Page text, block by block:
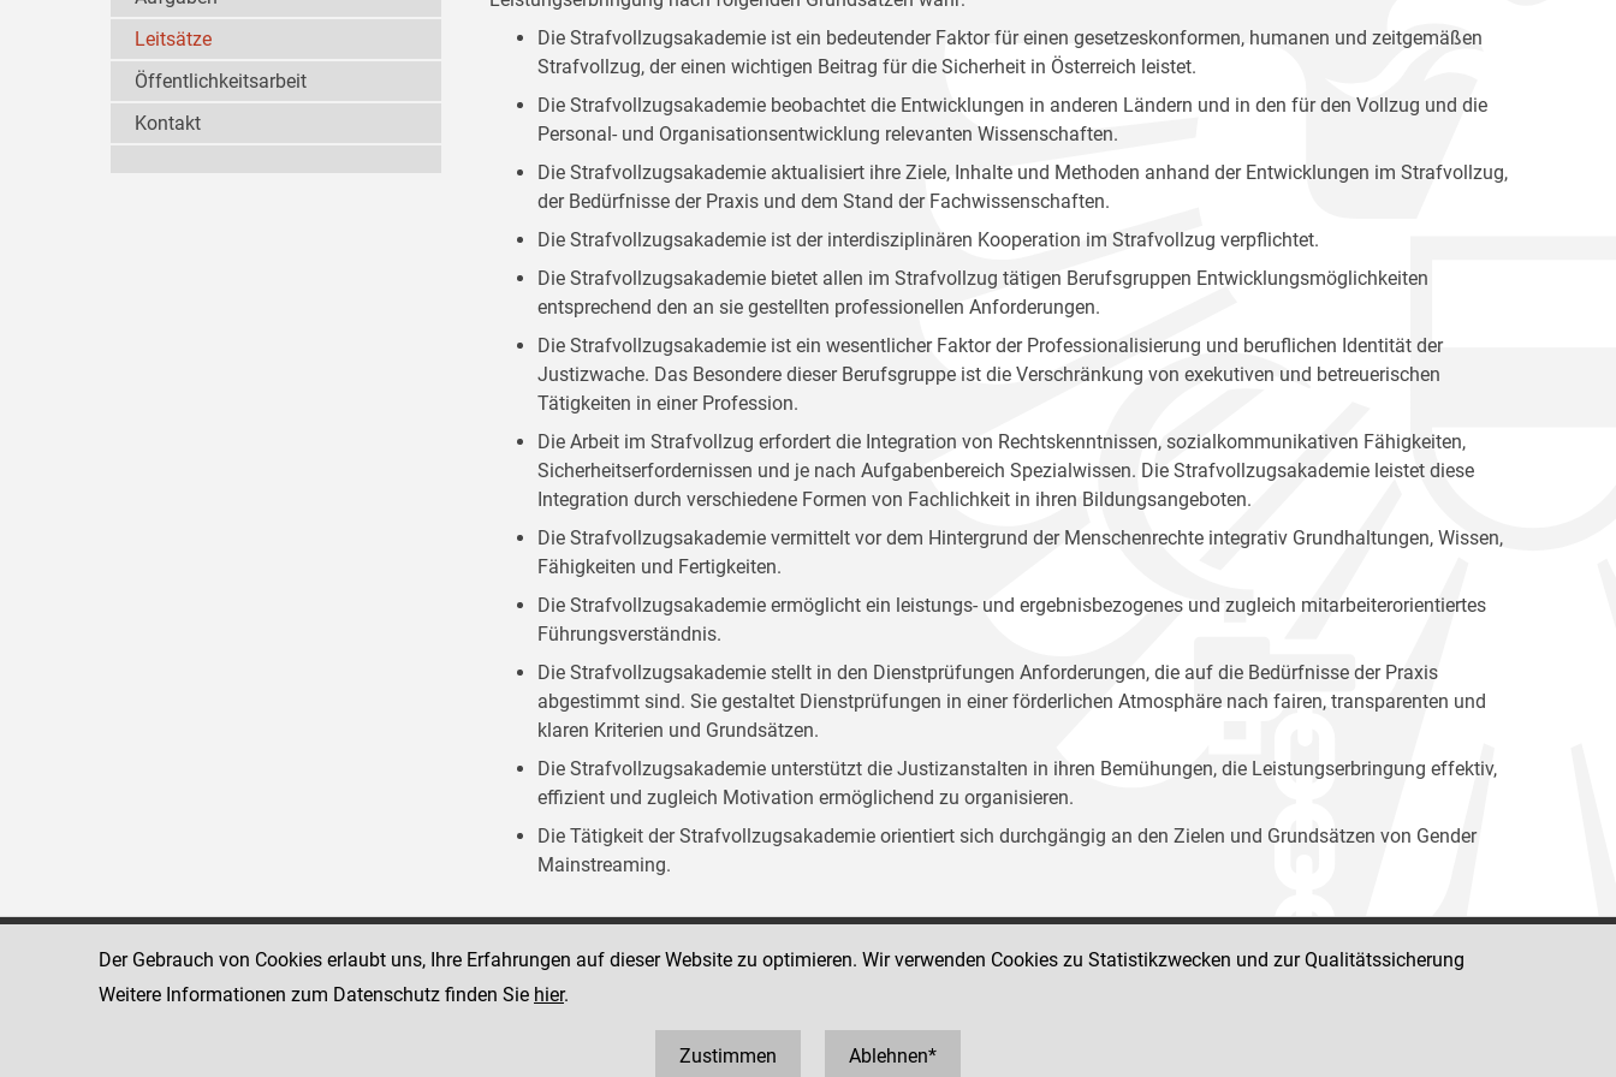
Die Strafvollzugsakademie ist ein bedeutender Faktor für einen gesetzeskonformen, humanen und zeitgemäßen
Strafvollzug, der einen wichtigen Beitrag für die Sicherheit in Österreich leistet.
Die Strafvollzugsakademie beobachtet die Entwicklungen in anderen Ländern und in den für den Vollzug und die
Personal- und Organisationsentwicklung relevanten Wissenschaften.
Die Strafvollzugsakademie aktualisiert ihre Ziele, Inhalte und Methoden anhand der Entwicklungen im Strafvollzug,
der Bedürfnisse der Praxis und dem Stand der Fachwissenschaften.
Die Strafvollzugsakademie ist der interdisziplinären Kooperation im Strafvollzug verpflichtet.
Die Strafvollzugsakademie bietet allen im Strafvollzug tätigen Berufsgruppen Entwicklungsmöglichkeiten
entsprechend den an sie gestellten professionellen Anforderungen.
Die Strafvollzugsakademie ist ein wesentlicher Faktor der Professionalisierung und beruflichen Identität der
Justizwache. Das Besondere dieser Berufsgruppe ist die Verschränkung von exekutiven und betreuerischen
Tätigkeiten in einer Profession.
Die Arbeit im Strafvollzug erfordert die Integration von Rechtskenntnissen, sozialkommunikativen Fähigkeiten,
Sicherheitserfordernissen und je nach Aufgabenbereich Spezialwissen. Die Strafvollzugsakademie leistet diese
Integration durch verschiedene Formen von Fachlichkeit in ihren Bildungsangeboten.
Die Strafvollzugsakademie vermittelt vor dem Hintergrund der Menschenrechte integrativ Grundhaltungen, Wissen,
Fähigkeiten und Fertigkeiten.
Die Strafvollzugsakademie ermöglicht ein leistungs- und ergebnisbezogenes und zugleich mitarbeiterorientiertes
Führungsverständnis.
Die Strafvollzugsakademie stellt in den Dienstprüfungen Anforderungen, die auf die Bedürfnisse der Praxis
abgestimmt sind. Sie gestaltet Dienstprüfungen in einer förderlichen Atmosphäre nach fairen, transparenten und
klaren Kriterien und Grundsätzen.
Die Strafvollzugsakademie unterstützt die Justizanstalten in ihren Bemühungen, die Leistungserbringung effektiv,
effizient und zugleich Motivation ermöglichend zu organisieren.
Die Tätigkeit der Strafvollzugsakademie orientiert sich durchgängig an den Zielen und Grundsätzen von Gender
Mainstreaming.
Leitsätze
Öffentlichkeitsarbeit
Kontakt
Strafvollzugsakademie
www.justiz.gv.at/stak
1080 Wien
Wickenburggasse 12
Telefon: +43 1 40403 358810
Social Media Kanäle
Der Gebrauch von Cookies erlaubt uns, Ihre Erfahrungen auf dieser Website zu optimieren. Wir verwenden Cookies zu Statistikzwecken und zur Qualitätssicherung
Weitere Informationen zum Datenschutz finden Sie hier.
Zustimmen Ablehnen*